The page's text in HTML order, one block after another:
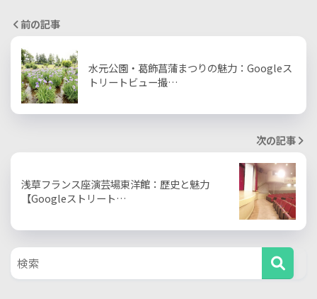
前の記事
水元公園・葛飾菖蒲まつりの魅力：Googleス
トリートビュー撮…
次の記事
浅草フランス座演芸場東洋館：歴史と魅力
【Googleストリート…